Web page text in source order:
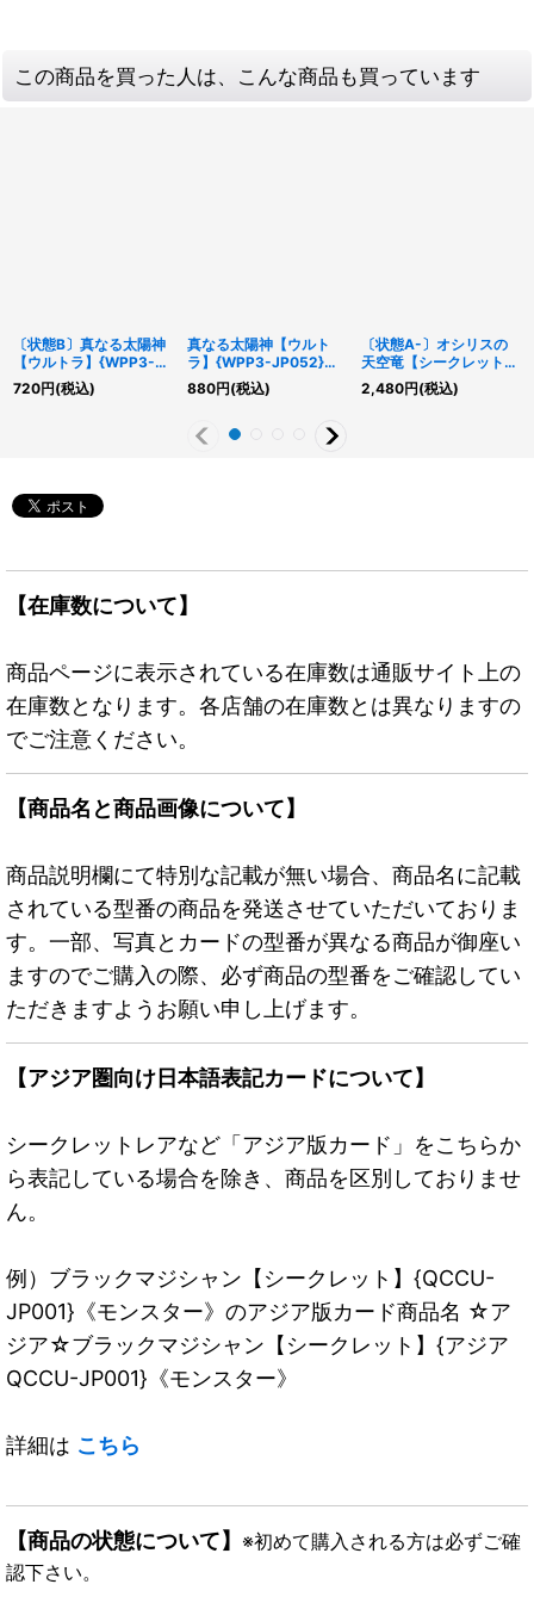
この商品を買った人は、こんな商品も買っています
〔状態B〕真なる太陽神
【ウルトラ】{WPP3-
JP052}《魔法》
720円(税込)
真なる太陽神【ウルト
ラ】{WPP3-JP052}
《魔法》
880円(税込)
〔状態A-〕オシリスの
天空竜【シークレット】
{15AX-JPY57}《モンス
ター》
2,480円(税込)
【在庫数について】
商品ページに表示されている在庫数は通販サイト上の
在庫数となります。各店舗の在庫数とは異なりますの
でご注意ください。
【商品名と商品画像について】
商品説明欄にて特別な記載が無い場合、商品名に記載
されている型番の商品を発送させていただいておりま
す。一部、写真とカードの型番が異なる商品が御座い
ますのでご購入の際、必ず商品の型番をご確認してい
ただきますようお願い申し上げます。
【アジア圏向け日本語表記カードについて】
シークレットレアなど「アジア版カード」をこちらか
ら表記している場合を除き、商品を区別しておりませ
ん。
例）ブラックマジシャン【シークレット】{QCCU-
JP001}《モンスター》のアジア版カード商品名 ☆ア
ジア☆ブラックマジシャン【シークレット】{アジア
QCCU-JP001}《モンスター》
詳細は こちら
【商品の状態について】 ※初めて購入される方は必ずご確
認下さい。